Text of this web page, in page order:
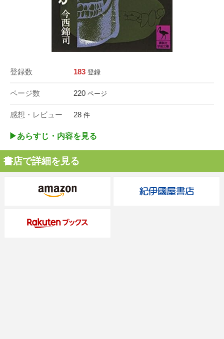
登録数 183 登録
ページ数 220 ページ
感想・レビュー 28 件
▶︎あらすじ・内容を見る
書店で詳細を見る